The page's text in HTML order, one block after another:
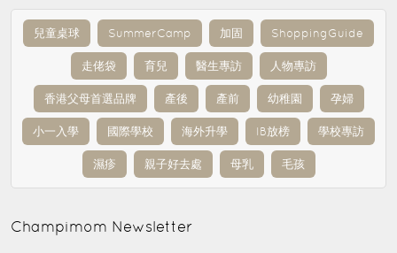
兒童桌球 SummerCamp 加固 ShoppingGuide
走佬袋 育兒 醫生專訪 人物專訪
香港父母首選品牌 產後 產前 幼稚園 孕婦
小一入學 國際學校 海外升學 IB放榜 學校專訪
濕疹 親子好去處 母乳 毛孩
Champimom Newsletter